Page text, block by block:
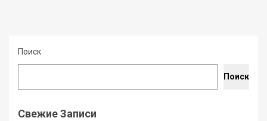
Поиск
Поиск
Свежие Записи